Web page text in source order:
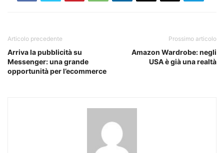
Articolo precedente
Arriva la pubblicità su
Messenger: una grande
opportunità per l’ecommerce
Prossimo articolo
Amazon Wardrobe: negli
USA è già una realtà